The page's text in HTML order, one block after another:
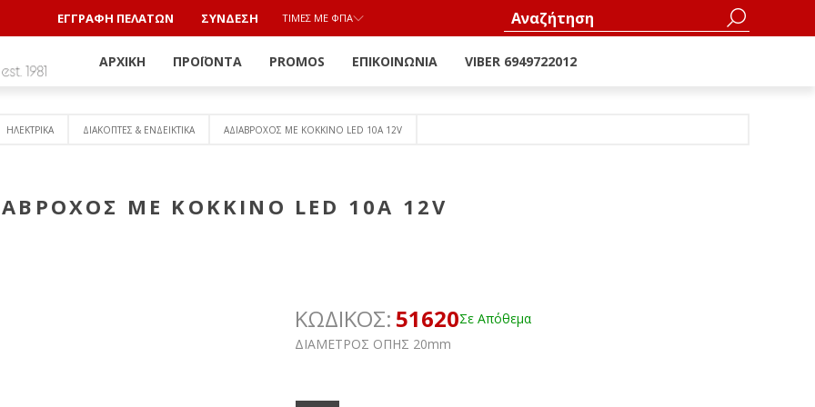
ΕΓΓΡΑΦΗ ΠΕΛΑΤΩΝ ΣΎΝΔΕΣΗ ΤΙΜΈΣ ΜΕ ΦΠΑ
ΑΡΧΙΚΉ ΠΡΟΪΌΝΤΑ PROMOS ΕΠΙΚΟΙΝΩΝΊΑ VIBER 6949722012
ΗΛΕΚΤΡΙΚΑ ΔΙΑΚΟΠΤΕΣ & ΕΝΔΕΙΚΤΙΚΑ ΑΔΙΑΒΡΟΧΟΣ ΜΕ ΚΟΚΚΙΝΟ LED 10A 12V
ΜΕ ΚΟΚΚΙΝΟ LED 10A 12V
ΚΩΔΙΚΟΣ: 51620Σε Απόθεμα
ΔΙΑΜΕΤΡΟΣ ΟΠΗΣ 20mm